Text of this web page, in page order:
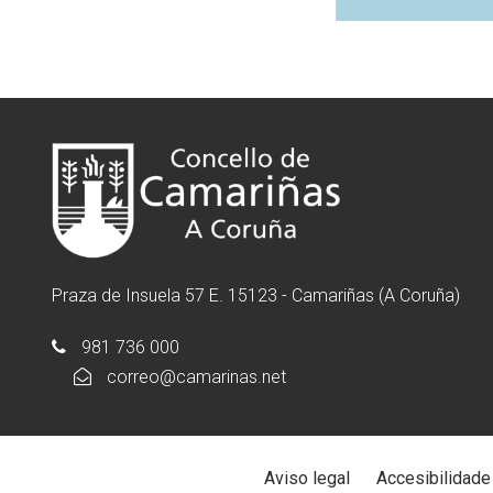
Praza de Insuela 57 E. 15123 - Camariñas (A Coruña)
981 736 000
correo@camarinas.net
Aviso legal Accesibilidade